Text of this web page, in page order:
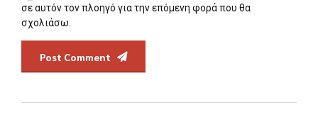
σε αυτόν τον πλοηγό για την επόμενη φορά που θα
σχολιάσω.
Post Comment